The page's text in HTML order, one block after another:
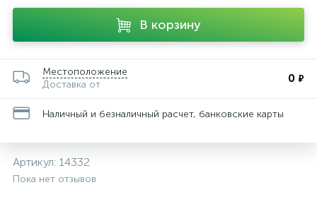
В корзину
Местоположение
Доставка от
0 ₽
Наличный и безналичный расчет, банковские карты
Артикул: 14332
Пока нет отзывов